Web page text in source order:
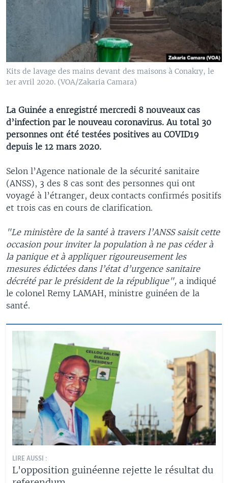
Kits de lavage des mains devant des maisons à Conakry, le
1er avril 2020. (VOA/Zakaria Camara)
La Guinée a enregistré mercredi 8 nouveaux cas
d’infection par le nouveau coronavirus. Au total 30
personnes ont été testées positives au COVID19
depuis le 12 mars 2020.
Selon l’Agence nationale de la sécurité sanitaire
(ANSS), 3 des 8 cas sont des personnes qui ont
voyagé à l’étranger, deux contacts confirmés positifs
et trois cas en cours de clarification.
"Le ministère de la santé à travers l’ANSS saisit cette
occasion pour inviter la population à ne pas céder à
la panique et à appliquer rigoureusement les
mesures édictées dans l’état d’urgence sanitaire
décrété par le président de la république", a indiqué
le colonel Remy LAMAH, ministre guinéen de la
santé.
LIRE AUSSI :
L'opposition guinéenne rejette le résultat du